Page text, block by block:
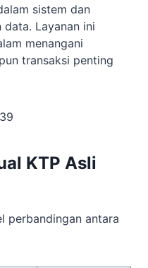
sistem dan
Layanan ini
menangani
transaksi penting
KTP Asli
perbandingan antara